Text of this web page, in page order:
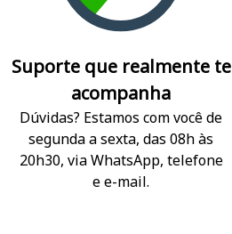
Suporte que realmente te
acompanha
Dúvidas? Estamos com você de
segunda a sexta, das 08h às
20h30, via WhatsApp, telefone
e e-mail.